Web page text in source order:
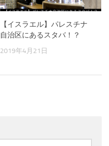
【イスラエル】パレスチナ
自治区にあるスタバ！？
2019年4月21日